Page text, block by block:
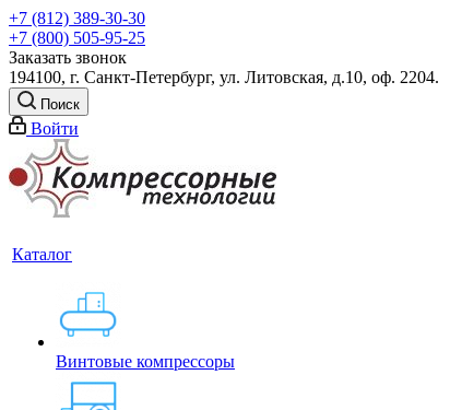
+7 (812) 389-30-30
+7 (800) 505-95-25
Заказать звонок
194100, г. Санкт-Петербург, ул. Литовская, д.10, оф. 2204.
Поиск
Войти
Каталог
Винтовые компрессоры